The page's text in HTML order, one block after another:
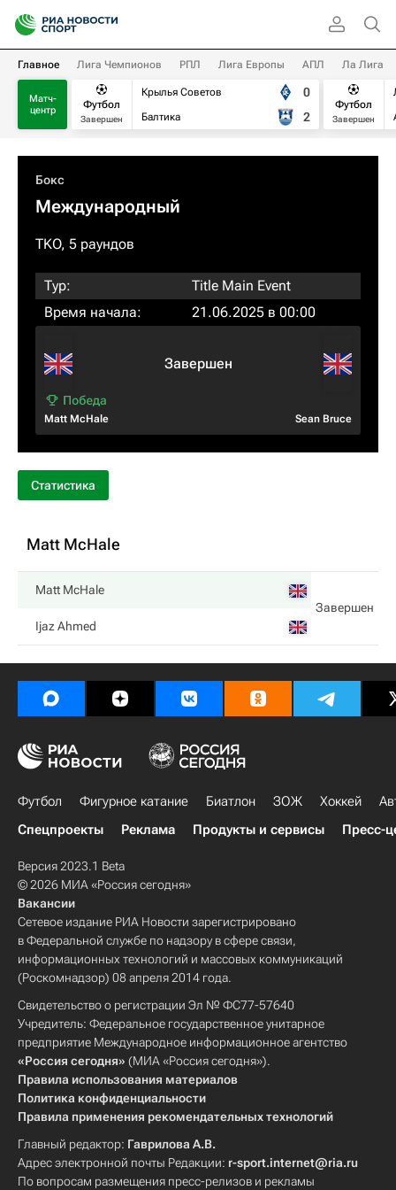
Главное Лига Чемпионов РПЛ Лига Европы АПЛ Ла Лига
Матч-
центр
Футбол
Завершен
Крылья Советов
Балтика
0
2
Футбол
Завершен
Бокс
Международный
TKO, 5 раундов
Тур:
Title Main Event
Время начала:
21.06.2025 в 00:00
Matt McHale
Завершен
Sean Bruce
Статистика
Matt McHale
Matt McHale
Завершен
Ijaz Ahmed
Футбол Фигурное катание Биатлон ЗОЖ Хоккей
Спецпроекты
Реклама Продукты и сервисы Пресс-
Версия 2023.1 Beta
© 2026 МИА «Россия сегодня»
Вакансии
Сетевое издание РИА Новости зарегистрировано
в Федеральной службе по надзору в сфере связи,
информационных технологий и массовых коммуникаций
(Роскомнадзор) 08 апреля 2014 года.
Свидетельство о регистрации Эл № ФС77-57640
Учредитель: Федеральное государственное унитарное
предприятие Международное информационное агентство
«Россия сегодня» (МИА «Россия сегодня»).
Правила использования материалов
Политика конфиденциальности
Правила применения рекомендательных технологий
Главный редактор: Гаврилова А.В.
Адрес электронной почты Редакции: r-sport.internet@ria.ru
По вопросам размещения пресс-релизов и рекламы